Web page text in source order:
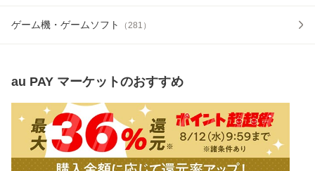
ゲーム機・ゲームソフト （281 ）
au PAY マーケットのおすすめ